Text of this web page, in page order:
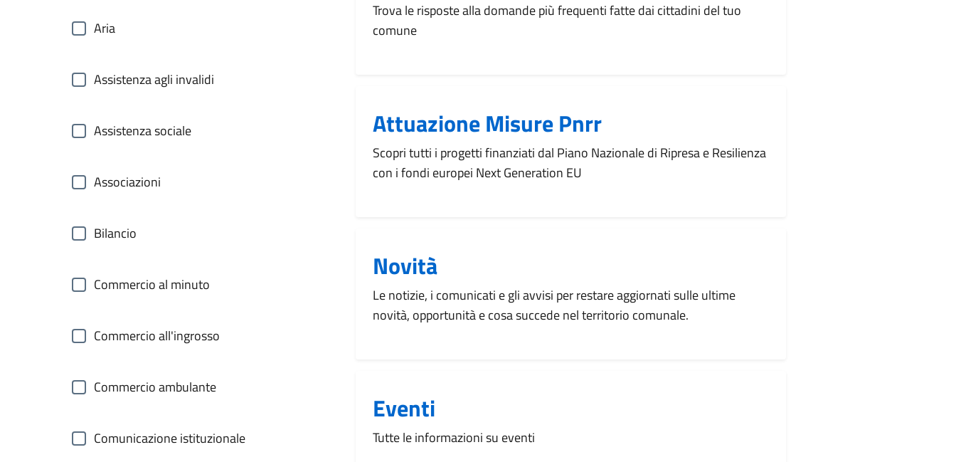
Aria
Assistenza agli invalidi
Assistenza sociale
Associazioni
Bilancio
Commercio al minuto
Commercio all'ingrosso
Commercio ambulante
Comunicazione istituzionale
Trova le risposte alla domande più frequenti fatte dai cittadini del tuo
comune
Attuazione Misure Pnrr
Scopri tutti i progetti finanziati dal Piano Nazionale di Ripresa e Resilienza
con i fondi europei Next Generation EU
Novità
Le notizie, i comunicati e gli avvisi per restare aggiornati sulle ultime
novità, opportunità e cosa succede nel territorio comunale.
Eventi
Tutte le informazioni su eventi